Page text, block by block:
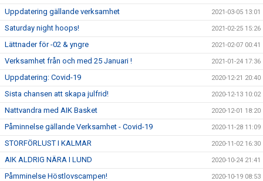
Uppdatering gällande verksamhet 2021-03-05 13:01
Saturday night hoops! 2021-02-25 15:26
Lättnader för -02 & yngre 2021-02-07 00:41
Verksamhet från och med 25 Januari ! 2021-01-24 17:36
Uppdatering: Covid-19 2020-12-21 20:40
Sista chansen att skapa julfrid! 2020-12-13 10:02
Nattvandra med AIK Basket 2020-12-01 18:20
Påminnelse gällande Verksamhet - Covid-19 2020-11-28 11:09
STORFÖRLUST I KALMAR 2020-11-02 16:30
AIK ALDRIG NÄRA I LUND 2020-10-24 21:41
Påmminelse Höstlovscampen! 2020-10-19 08:53